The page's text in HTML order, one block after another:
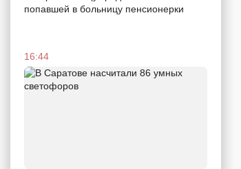
попавшей в больницу пенсионерки
16:44